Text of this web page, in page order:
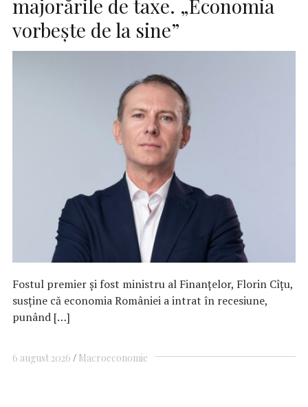
majorările de taxe. „Economia
vorbește de la sine”
Fostul premier și fost ministru al Finanțelor, Florin Cîțu,
susține că economia României a intrat în recesiune,
punând […]
6 august 2026 Macroeconomie